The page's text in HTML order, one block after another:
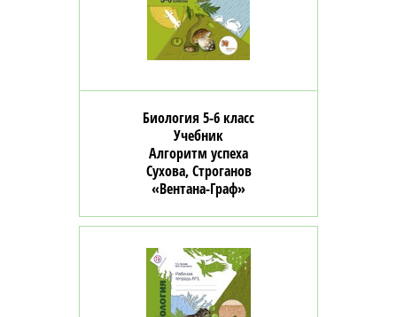
Биология 5-6 класс
Учебник
Алгоритм успеха
Сухова, Строганов
«Вентана-Граф»